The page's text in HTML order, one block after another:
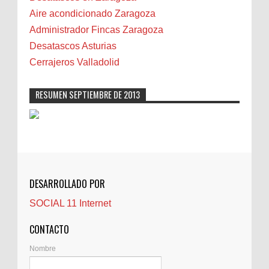
Camareta
Cáncer
Carmela Sauras
Carnavales
Castellón
Cerrajeros
Cocinas
Comentarios de la afición
Controller Zaragoza
Córdoba
Aire acondicionado Zaragoza
Administrador Fincas Zaragoza
Desatascos Asturias
Cerrajeros Valladolid
RESUMEN SEPTIEMBRE DE 2013
DESARROLLADO POR
SOCIAL 11 Internet
CONTACTO
Nombre